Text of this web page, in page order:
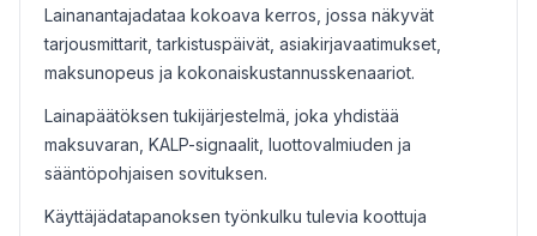
Lainanantajadataa kokoava kerros, jossa näkyvät
tarjousmittarit, tarkistuspäivät, asiakirjavaatimukset,
maksunopeus ja kokonaiskustannusskenaariot.
Lainapäätöksen tukijärjestelmä, joka yhdistää
maksuvaran, KALP-signaalit, luottovalmiuden ja
sääntöpohjaisen sovituksen.
Käyttäjädatapanoksen työnkulku tulevia koottuja